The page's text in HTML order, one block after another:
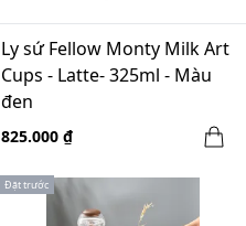
Ly sứ Fellow Monty Milk Art
Cups - Latte- 325ml - Màu
đen
825.000 ₫
Đặt trước